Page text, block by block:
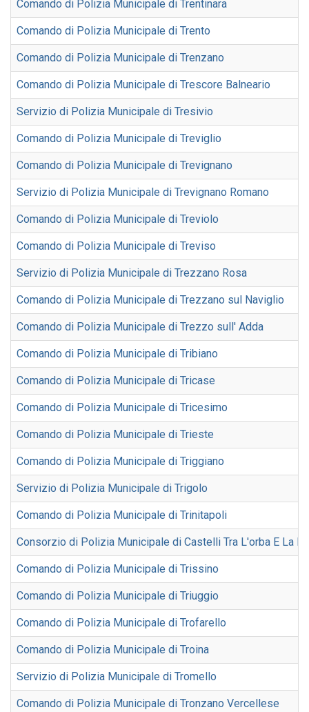
Comando di Polizia Municipale di Trentinara
Comando di Polizia Municipale di Trento
Comando di Polizia Municipale di Trenzano
Comando di Polizia Municipale di Trescore Balneario
Servizio di Polizia Municipale di Tresivio
Comando di Polizia Municipale di Treviglio
Comando di Polizia Municipale di Trevignano
Servizio di Polizia Municipale di Trevignano Romano
Comando di Polizia Municipale di Treviolo
Comando di Polizia Municipale di Treviso
Servizio di Polizia Municipale di Trezzano Rosa
Comando di Polizia Municipale di Trezzano sul Naviglio
Comando di Polizia Municipale di Trezzo sull' Adda
Comando di Polizia Municipale di Tribiano
Comando di Polizia Municipale di Tricase
Comando di Polizia Municipale di Tricesimo
Comando di Polizia Municipale di Trieste
Comando di Polizia Municipale di Triggiano
Servizio di Polizia Municipale di Trigolo
Comando di Polizia Municipale di Trinitapoli
Consorzio di Polizia Municipale di Castelli Tra L'orba E La
Comando di Polizia Municipale di Trissino
Comando di Polizia Municipale di Triuggio
Comando di Polizia Municipale di Trofarello
Comando di Polizia Municipale di Troina
Servizio di Polizia Municipale di Tromello
Comando di Polizia Municipale di Tronzano Vercellese